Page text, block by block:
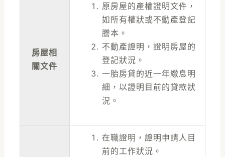
房屋相
關文件
原房屋的產權證明文件，
如所有權狀或不動產登記
謄本。
不動產證明，證明房屋的
登記狀況。
一胎房貸的近一年繳息明
細，以證明目前的貸款狀
況。
在職證明，證明申請人目
前的工作狀況。